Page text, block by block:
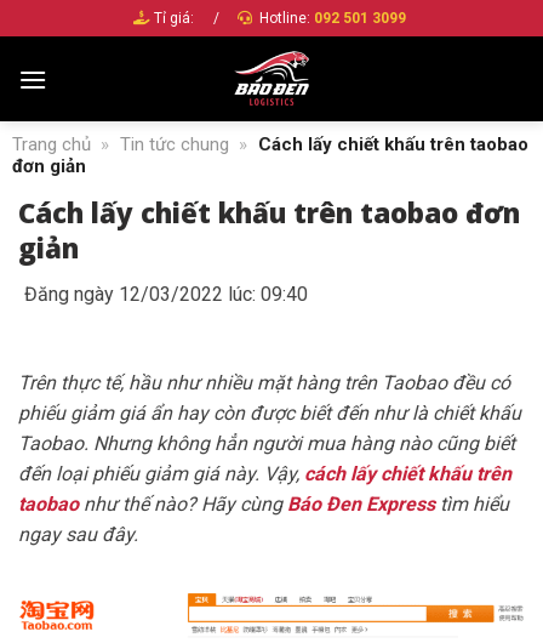
nội
Tỉ giá: / Hotline: 092 501 3099
Trang chủ » Tin tức chung »
Cách lấy chiết khấu trên taobao
đơn giản
Cách lấy chiết khấu trên taobao đơn
giản
Đăng ngày 12/03/2022 lúc: 09:40
Trên thực tế, hầu như nhiều mặt hàng trên Taobao đều có
phiếu giảm giá ẩn hay còn được biết đến như là chiết khấu
Taobao. Nhưng không hẳn người mua hàng nào cũng biết
đến loại phiếu giảm giá này. Vậy, cách lấy chiết khấu trên
taobaonhư thế nào? Hãy cùng Báo Đen Expresstìm hiểu
ngay sau đây.